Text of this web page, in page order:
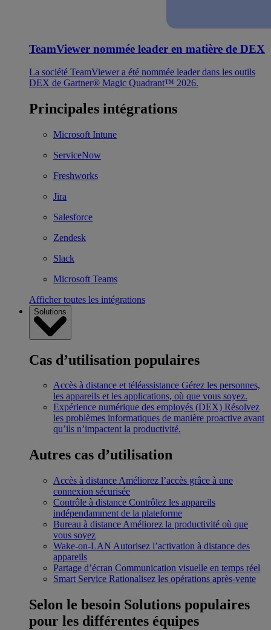
TeamViewer nommée leader en matière de DEX
La société TeamViewer a été nommée leader dans les outils
DEX de Gartner® Magic Quadrant™ 2026.
Principales intégrations
Microsoft Intune
ServiceNow
Freshworks
Jira
Salesforce
Zendesk
Slack
Microsoft Teams
Afficher toutes les intégrations
Solutions
Cas d’utilisation populaires
Accès à distance et téléassistance Gérez les personnes,
les appareils et les applications, où que vous soyez.
Expérience numérique des employés (DEX) Résolvez
les problèmes informatiques de manière proactive avant
qu’ils n’impactent la productivité.
Autres cas d’utilisation
Accès à distance Améliorez l’accès grâce à une
connexion sécurisée
Contrôle à distance Contrôlez les appareils
indépendamment de la plateforme
Bureau à distance Améliorez la productivité où que
vous soyez
Wake-on-LAN Autorisez l’activation à distance des
appareils
Partage d’écran Communication visuelle en temps réel
Smart Service Rationalisez les opérations après-vente
Selon le besoin Solutions populaires
pour les différentes équipes